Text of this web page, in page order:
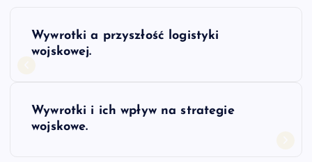
NWywrotki a przyszłość logistyki
wojskowej.
Wywrotki i ich wpływ na strategie
wojskowe.